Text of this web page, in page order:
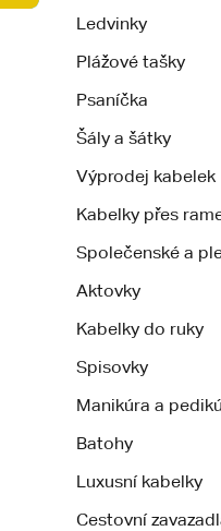
Ledvinky
Plážové tašky
Psaníčka
Šály a šátky
Výprodej kabelek
Kabelky přes
Společenské a
Aktovky
Kabelky do ruky
Spisovky
Manikúra a
Batohy
Luxusní kabelky
Cestovní